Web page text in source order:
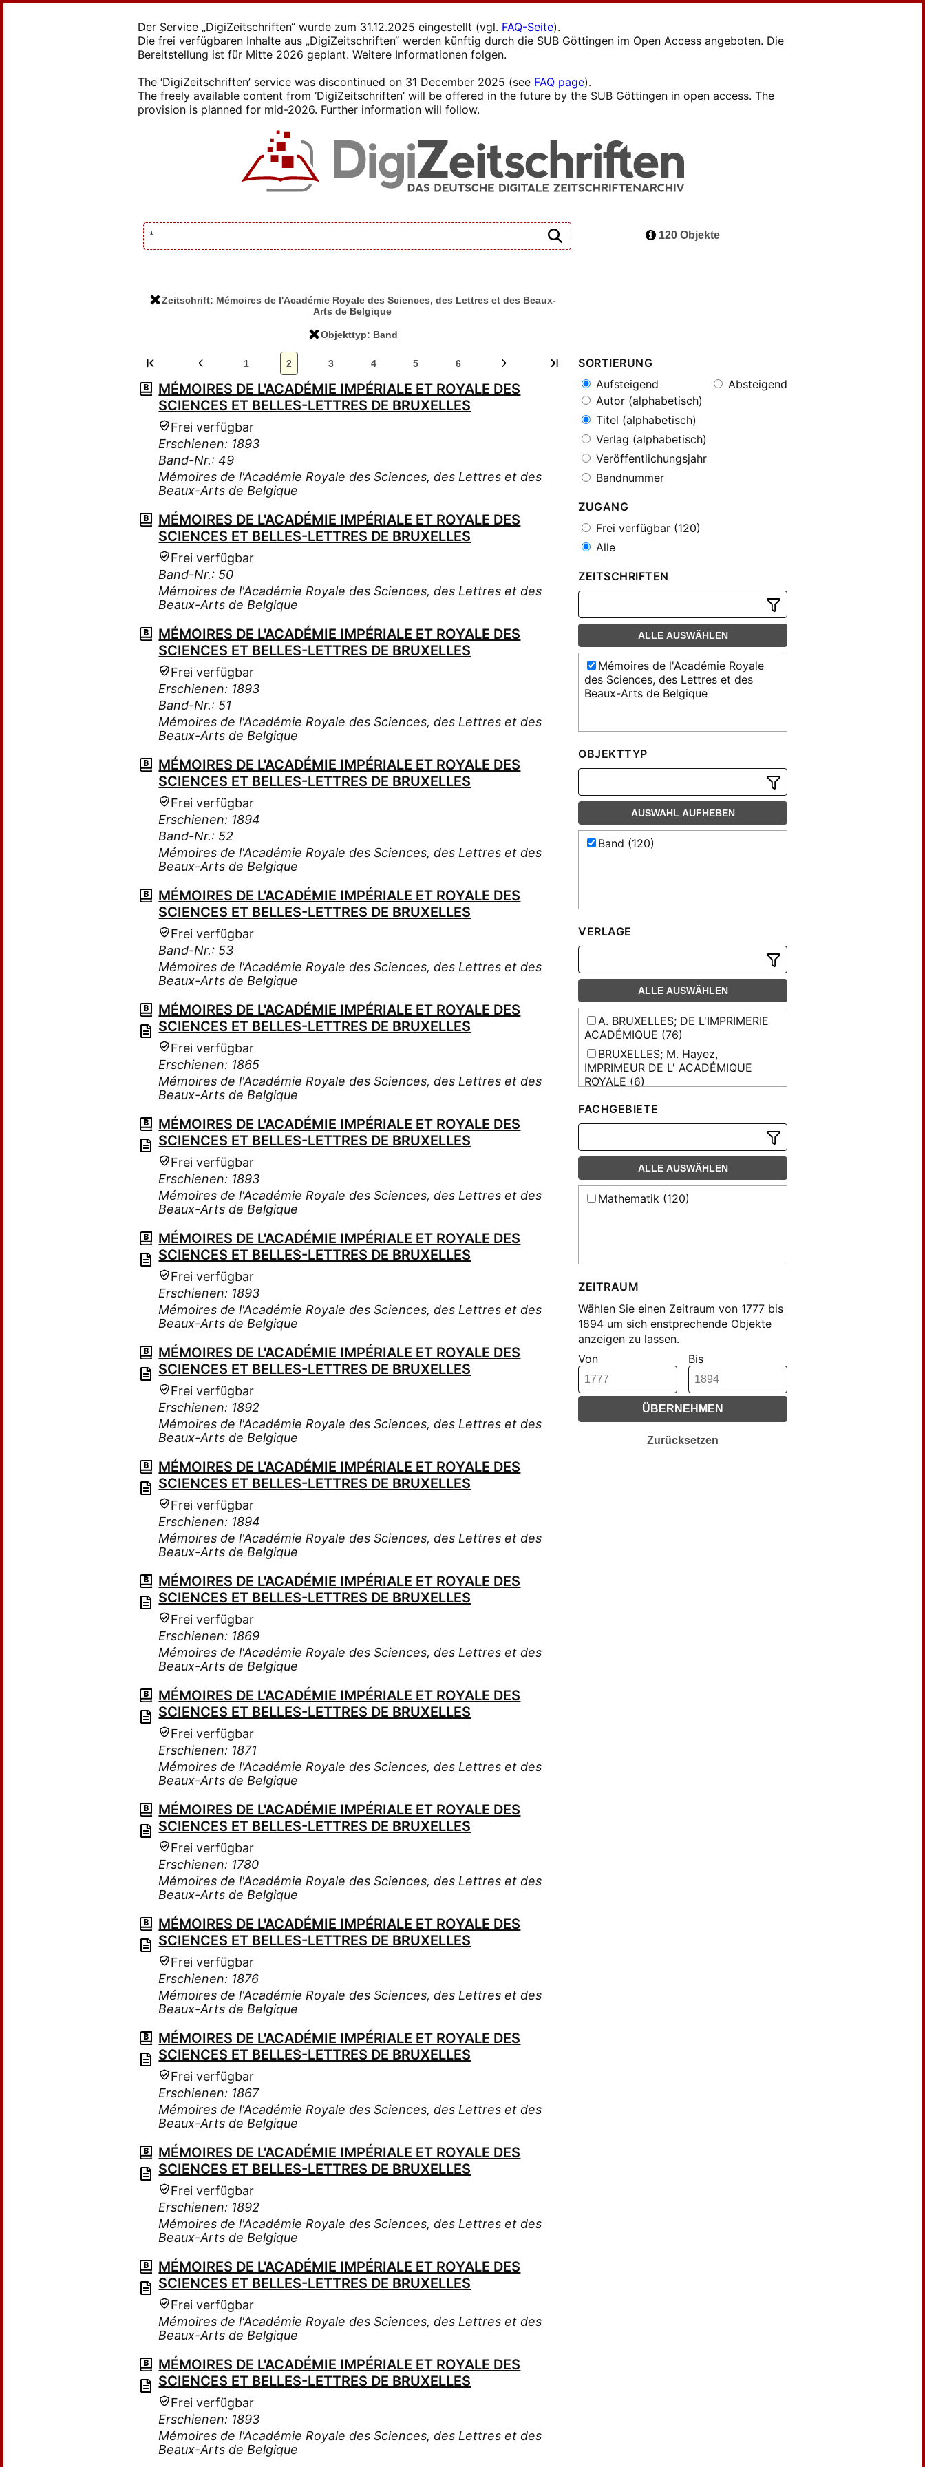
Der Service „DigiZeitschriften“ wurde zum 31.12.2025 eingestellt (vgl. FAQ-Seite).
Die frei verfügbaren Inhalte aus „DigiZeitschriften“ werden künftig durch die SUB Göttingen im Open Access angeboten. Die
Bereitstellung ist für Mitte 2026 geplant. Weitere Informationen folgen.
The ‘DigiZeitschriften’ service was discontinued on 31 December 2025 (see FAQ page).
The freely available content from ‘DigiZeitschriften’ will be offered in the future by the SUB Göttingen in open access. The
provision is planned for mid-2026. Further information will follow.
Zeitschrift: Mémoires de l'Académie Royale des Sciences, des Lettres et des Beaux-
Arts de Belgique
Objekttyp: Band
120 Objekte
1 2 3 4 5 6
MÉMOIRES DE L'ACADÉMIE IMPÉRIALE ET ROYALE DES
SCIENCES ET BELLES-LETTRES DE BRUXELLES
Frei verfügbar
Erschienen: 1893
Band-Nr.: 49
Mémoires de l'Académie Royale des Sciences, des Lettres et des
Beaux-Arts de Belgique
MÉMOIRES DE L'ACADÉMIE IMPÉRIALE ET ROYALE DES
SCIENCES ET BELLES-LETTRES DE BRUXELLES
Frei verfügbar
Band-Nr.: 50
Mémoires de l'Académie Royale des Sciences, des Lettres et des
Beaux-Arts de Belgique
MÉMOIRES DE L'ACADÉMIE IMPÉRIALE ET ROYALE DES
SCIENCES ET BELLES-LETTRES DE BRUXELLES
Frei verfügbar
Erschienen: 1893
Band-Nr.: 51
Mémoires de l'Académie Royale des Sciences, des Lettres et des
Beaux-Arts de Belgique
MÉMOIRES DE L'ACADÉMIE IMPÉRIALE ET ROYALE DES
SCIENCES ET BELLES-LETTRES DE BRUXELLES
Frei verfügbar
Erschienen: 1894
Band-Nr.: 52
Mémoires de l'Académie Royale des Sciences, des Lettres et des
Beaux-Arts de Belgique
MÉMOIRES DE L'ACADÉMIE IMPÉRIALE ET ROYALE DES
SCIENCES ET BELLES-LETTRES DE BRUXELLES
Frei verfügbar
Band-Nr.: 53
Mémoires de l'Académie Royale des Sciences, des Lettres et des
Beaux-Arts de Belgique
MÉMOIRES DE L'ACADÉMIE IMPÉRIALE ET ROYALE DES
SCIENCES ET BELLES-LETTRES DE BRUXELLES
Frei verfügbar
Erschienen: 1865
Mémoires de l'Académie Royale des Sciences, des Lettres et des
Beaux-Arts de Belgique
MÉMOIRES DE L'ACADÉMIE IMPÉRIALE ET ROYALE DES
SCIENCES ET BELLES-LETTRES DE BRUXELLES
Frei verfügbar
Erschienen: 1893
Mémoires de l'Académie Royale des Sciences, des Lettres et des
Beaux-Arts de Belgique
MÉMOIRES DE L'ACADÉMIE IMPÉRIALE ET ROYALE DES
SCIENCES ET BELLES-LETTRES DE BRUXELLES
Frei verfügbar
Erschienen: 1893
Mémoires de l'Académie Royale des Sciences, des Lettres et des
Beaux-Arts de Belgique
MÉMOIRES DE L'ACADÉMIE IMPÉRIALE ET ROYALE DES
SCIENCES ET BELLES-LETTRES DE BRUXELLES
Frei verfügbar
Erschienen: 1892
Mémoires de l'Académie Royale des Sciences, des Lettres et des
Beaux-Arts de Belgique
MÉMOIRES DE L'ACADÉMIE IMPÉRIALE ET ROYALE DES
SCIENCES ET BELLES-LETTRES DE BRUXELLES
Frei verfügbar
Erschienen: 1894
Mémoires de l'Académie Royale des Sciences, des Lettres et des
Beaux-Arts de Belgique
MÉMOIRES DE L'ACADÉMIE IMPÉRIALE ET ROYALE DES
SCIENCES ET BELLES-LETTRES DE BRUXELLES
Frei verfügbar
Erschienen: 1869
Mémoires de l'Académie Royale des Sciences, des Lettres et des
Beaux-Arts de Belgique
MÉMOIRES DE L'ACADÉMIE IMPÉRIALE ET ROYALE DES
SCIENCES ET BELLES-LETTRES DE BRUXELLES
Frei verfügbar
Erschienen: 1871
Mémoires de l'Académie Royale des Sciences, des Lettres et des
Beaux-Arts de Belgique
MÉMOIRES DE L'ACADÉMIE IMPÉRIALE ET ROYALE DES
SCIENCES ET BELLES-LETTRES DE BRUXELLES
Frei verfügbar
Erschienen: 1780
Mémoires de l'Académie Royale des Sciences, des Lettres et des
Beaux-Arts de Belgique
MÉMOIRES DE L'ACADÉMIE IMPÉRIALE ET ROYALE DES
SCIENCES ET BELLES-LETTRES DE BRUXELLES
Frei verfügbar
Erschienen: 1876
Mémoires de l'Académie Royale des Sciences, des Lettres et des
Beaux-Arts de Belgique
MÉMOIRES DE L'ACADÉMIE IMPÉRIALE ET ROYALE DES
SCIENCES ET BELLES-LETTRES DE BRUXELLES
Frei verfügbar
Erschienen: 1867
Mémoires de l'Académie Royale des Sciences, des Lettres et des
Beaux-Arts de Belgique
MÉMOIRES DE L'ACADÉMIE IMPÉRIALE ET ROYALE DES
SCIENCES ET BELLES-LETTRES DE BRUXELLES
Frei verfügbar
Erschienen: 1892
Mémoires de l'Académie Royale des Sciences, des Lettres et des
Beaux-Arts de Belgique
MÉMOIRES DE L'ACADÉMIE IMPÉRIALE ET ROYALE DES
SCIENCES ET BELLES-LETTRES DE BRUXELLES
Frei verfügbar
Mémoires de l'Académie Royale des Sciences, des Lettres et des
Beaux-Arts de Belgique
MÉMOIRES DE L'ACADÉMIE IMPÉRIALE ET ROYALE DES
SCIENCES ET BELLES-LETTRES DE BRUXELLES
Frei verfügbar
Erschienen: 1893
Mémoires de l'Académie Royale des Sciences, des Lettres et des
Beaux-Arts de Belgique
SORTIERUNG
Aufsteigend
Absteigend
Autor (alphabetisch)
Titel (alphabetisch)
Verlag (alphabetisch)
Veröffentlichungsjahr
Bandnummer
ZUGANG
Frei verfügbar (120)
Alle
ZEITSCHRIFTEN
ALLE AUSWÄHLEN
Mémoires de l'Académie Royale
des Sciences, des Lettres et des
Beaux-Arts de Belgique
OBJEKTTYP
AUSWAHL AUFHEBEN
Band (120)
VERLAGE
ALLE AUSWÄHLEN
A. BRUXELLES; DE L'IMPRIMERIE
ACADÉMIQUE (76)
BRUXELLES; M. Hayez,
IMPRIMEUR DE L' ACADÉMIQUE
ROYALE (6)
IMPRIMEUR DE L'ACADÉMIE ROYALE
(3)
L'Académie royale de Bruxelles
M. Hayez, IMPRIMEUR DE
L'ACADEMIE ROYALE (6)
FACHGEBIETE
ALLE AUSWÄHLEN
Mathematik (120)
ZEITRAUM
Wählen Sie einen Zeitraum von 1777 bis
1894 um sich enstprechende Objekte
anzeigen zu lassen.
Von
Bis
ÜBERNEHMEN
Zurücksetzen